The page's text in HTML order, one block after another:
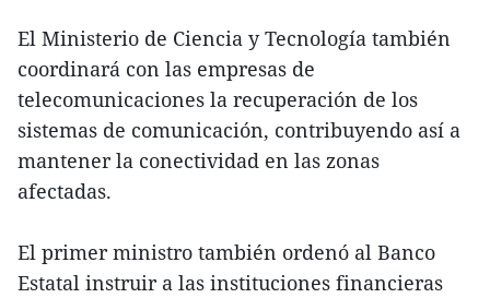
El Ministerio de Ciencia y Tecnología también
coordinará con las empresas de
telecomunicaciones la recuperación de los
sistemas de comunicación, contribuyendo así a
mantener la conectividad en las zonas
afectadas.
El primer ministro también ordenó al Banco
Estatal instruir a las instituciones financieras